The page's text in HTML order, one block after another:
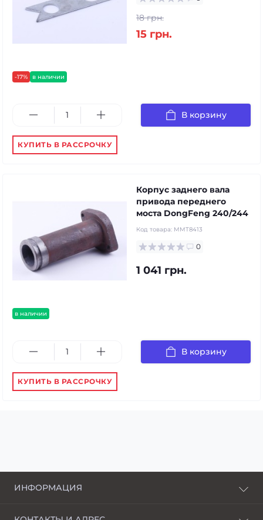
-17% в наличии
18 грн.
15 грн.
В корзину
КУПИТЬ В РАССРОЧКУ
в наличии
Корпус заднего вала
привода переднего
моста DongFeng 240/244
Код товара: MMT8413
0
1 041 грн.
В корзину
КУПИТЬ В РАССРОЧКУ
ИНФОРМАЦИЯ